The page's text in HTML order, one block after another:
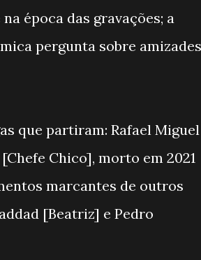
época das gravações; a
pergunta sobre amizades
que partiram: Rafael Miguel
Chico], morto em 2021
marcantes de outros
[Beatriz] e Pedro